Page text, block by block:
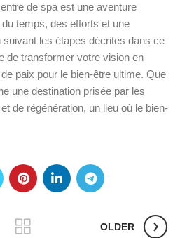
de spa est une aventure
temps, des efforts et une
suivant les étapes décrites dans ce
de transformer votre vision en
paix pour le bien-être ultime. Que
une destination prisée par les
de régénération, un lieu où le bien-
OLDER